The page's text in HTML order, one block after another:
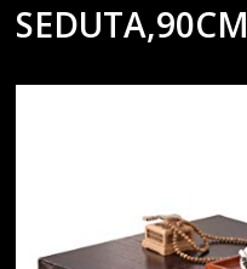
SEDUTA,90CM